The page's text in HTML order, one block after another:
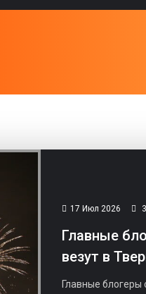
17 Июл 2026
Главные
везут в
Главные блогеры